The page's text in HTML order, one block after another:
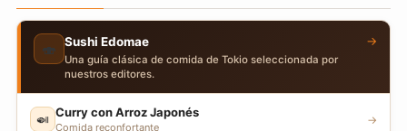
🍣 Sushi Edomae
Una guía clásica de comida de Tokio seleccionada por
nuestros editores.
→
🍛 Curry con Arroz Japonés
Comida reconfortante
→